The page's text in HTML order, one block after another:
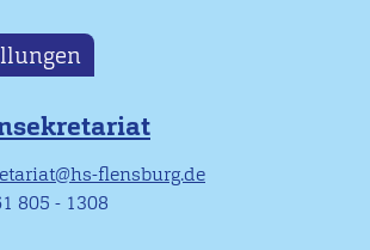
flensburg.de
805 - 1308